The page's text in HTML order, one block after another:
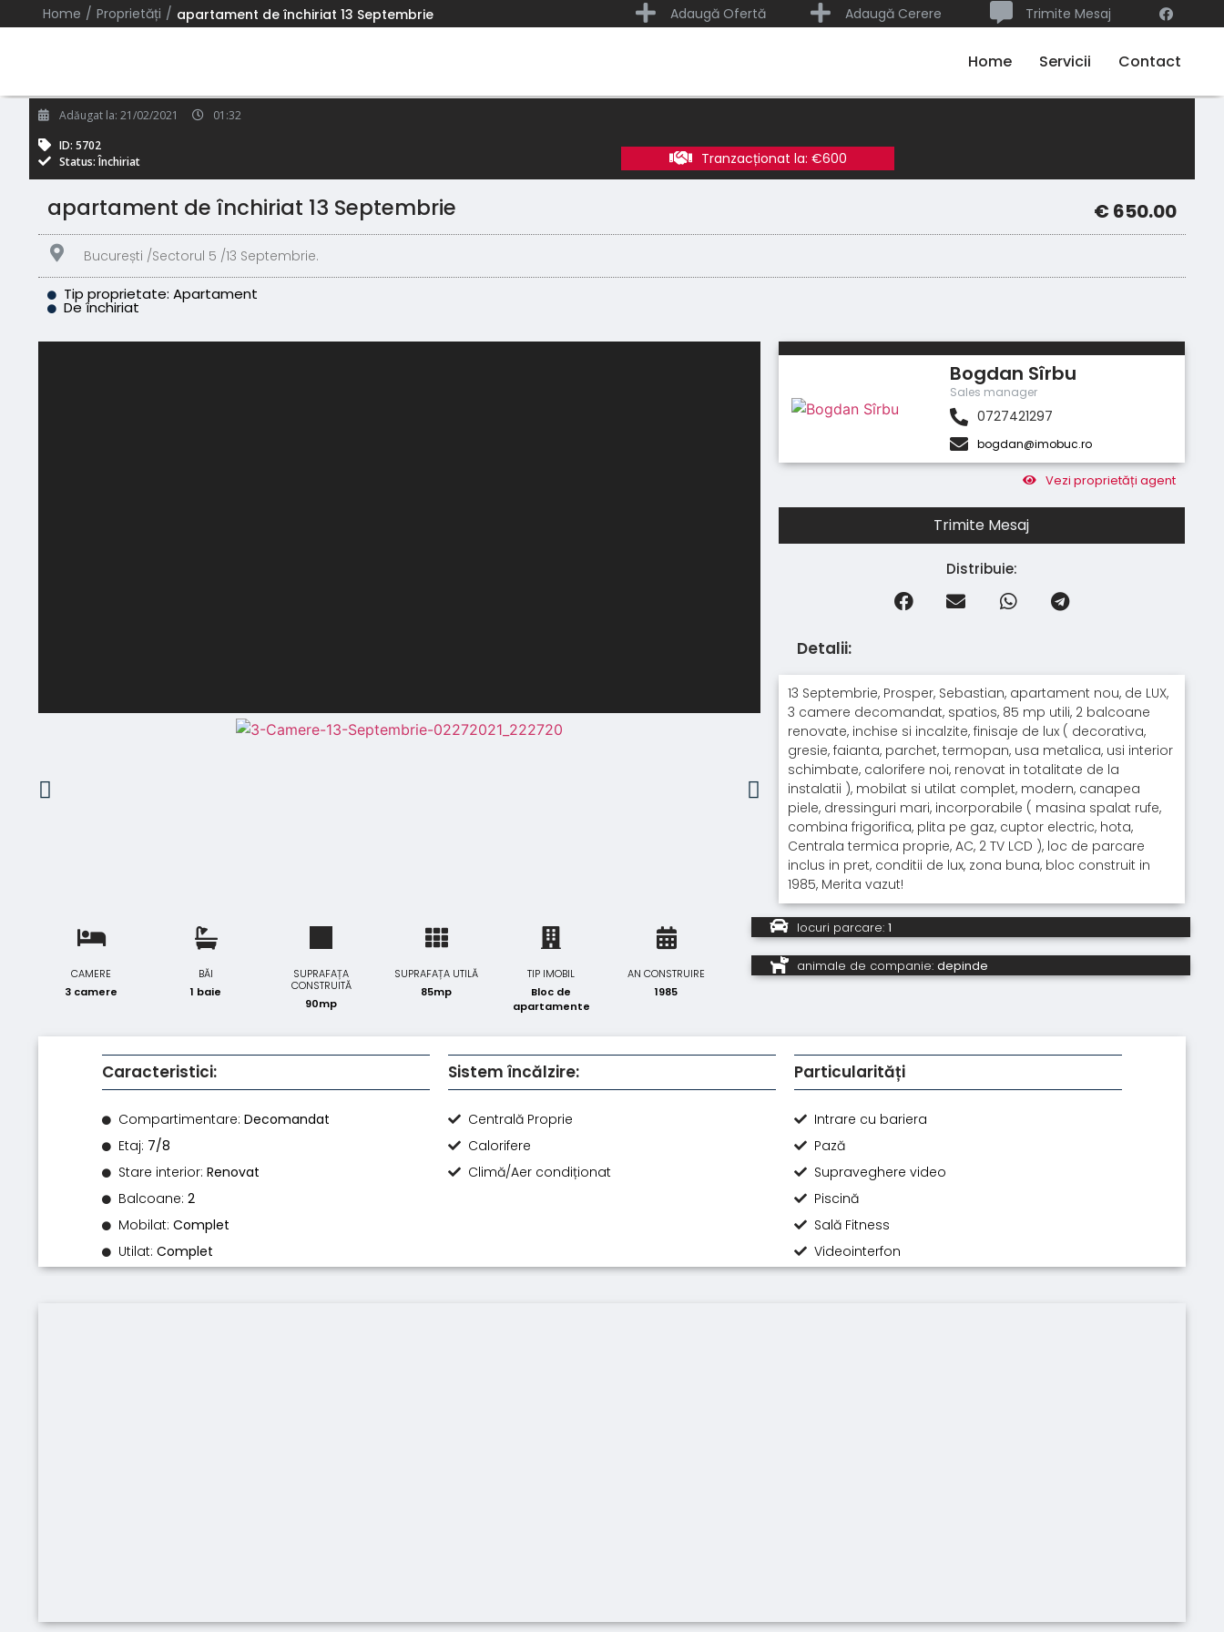
Home / Proprietăți / apartament de închiriat 13 Septembrie Adaugă Ofertă Adaugă Cerere Trimite Mesaj
Home Servicii Contact
Adăugat la: 21/02/2021
01:32
ID: 5702
Status: Închiriat
Tranzacționat la: €600
apartament de închiriat 13 Septembrie € 650.00
București /Sectorul 5 /13 Septembrie.
Tip proprietate: Apartament
De închiriat
Bogdan Sîrbu
Sales manager
0727421297
bogdan@imobuc.ro
Vezi proprietăți agent
Trimite Mesaj
Distribuie:
Detalii:
13 Septembrie, Prosper, Sebastian, apartament nou, de LUX,
3 camere decomandat, spatios, 85 mp utili, 2 balcoane
renovate, inchise si incalzite, finisaje de lux ( decorativa,
gresie, faianta, parchet, termopan, usa metalica, usi interior
schimbate, calorifere noi, renovat in totalitate de la
instalatii ), mobilat si utilat complet, modern, canapea
piele, dressinguri mari, incorporabile ( masina spalat rufe,
combina frigorifica, plita pe gaz, cuptor electric, hota,
Centrala termica proprie, AC, 2 TV LCD ), loc de parcare
inclus in pret, conditii de lux, zona buna, bloc construit in
1985, Merita vazut!
CAMERE
3 camere
BĂI
1 baie
SUPRAFAȚA
CONSTRUITĂ
90mp
SUPRAFAȚA UTILĂ
85mp
TIP IMOBIL
Bloc de
apartamente
AN CONSTRUIRE
1985
locuri parcare: 1
animale de companie: depinde
Caracteristici:
Compartimentare: Decomandat
Etaj: 7/8
Stare interior: Renovat
Balcoane: 2
Mobilat: Complet
Utilat: Complet
Sistem încălzire:
Centrală Proprie
Calorifere
Climă/Aer condiționat
Particularități
Intrare cu bariera
Pază
Supraveghere video
Piscină
Sală Fitness
Videointerfon